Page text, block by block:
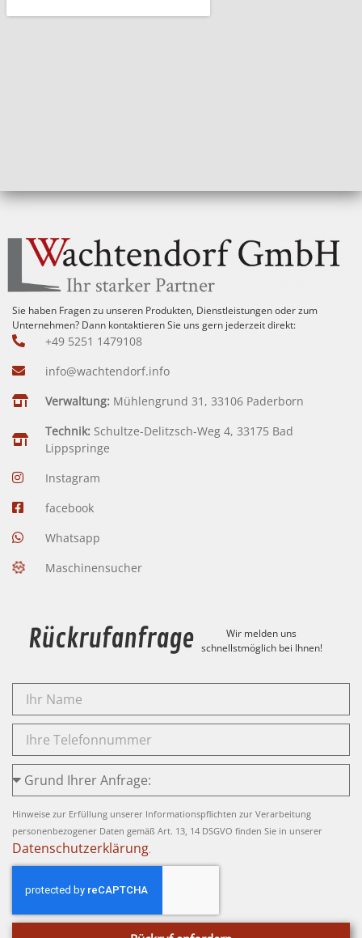
Sie haben Fragen zu unseren Produkten, Dienstleistungen oder zum
Unternehmen? Dann kontaktieren Sie uns gern jederzeit direkt:
+49 5251 1479108
info@wachtendorf.info
Verwaltung: Mühlengrund 31, 33106 Paderborn
Technik: Schultze-Delitzsch-Weg 4, 33175 Bad
Lippspringe
Instagram
facebook
Whatsapp
Maschinensucher
Rückrufanfrage
Wir melden uns
schnellstmöglich bei Ihnen!
Hinweise zur Erfüllung unserer Informationspflichten zur Verarbeitung
personenbezogener Daten gemäß Art. 13, 14 DSGVO finden Sie in unserer
Datenschutzerklärung.